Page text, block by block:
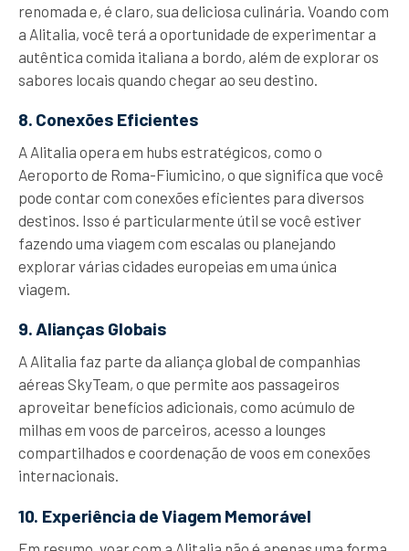
renomada e, é claro, sua deliciosa culinária. Voando com
a Alitalia, você terá a oportunidade de experimentar a
autêntica comida italiana a bordo, além de explorar os
sabores locais quando chegar ao seu destino.
8. Conexões Eficientes
A Alitalia opera em hubs estratégicos, como o
Aeroporto de Roma-Fiumicino, o que significa que você
pode contar com conexões eficientes para diversos
destinos. Isso é particularmente útil se você estiver
fazendo uma viagem com escalas ou planejando
explorar várias cidades europeias em uma única
viagem.
9. Alianças Globais
A Alitalia faz parte da aliança global de companhias
aéreas SkyTeam, o que permite aos passageiros
aproveitar benefícios adicionais, como acúmulo de
milhas em voos de parceiros, acesso a lounges
compartilhados e coordenação de voos em conexões
internacionais.
10. Experiência de Viagem Memorável